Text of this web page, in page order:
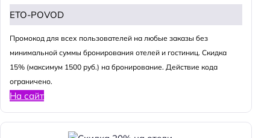
ETO-POVOD
Промокод для всех пользователей на любые заказы без
минимальной суммы бронирования отелей и гостиниц. Скидка
15% (максимум 1500 руб.) на бронирование. Действие кода
ограничено.
На сайт